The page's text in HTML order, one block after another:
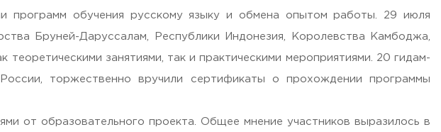
программ обучения русскому языку и обмена опытом работы. 29 июля
Бруней-Даруссалам, Республики Индонезия, Королевства Камбоджа,
занятиями, так и практическими мероприятиями. 20 гидам-
торжественно вручили сертификаты о прохождении программы
от образовательного проекта. Общее мнение участников выразилось в